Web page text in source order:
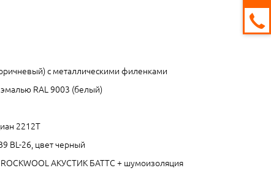
с металлическими филенками
RAL 9003 (белый)
2212Т
BL-26, цвет черный
АКУСТИК БАТТС + шумоизоляция